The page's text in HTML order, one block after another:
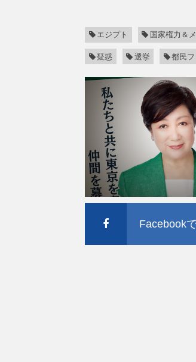
エジプト 国家権力＆
疑惑 選挙 都民フ
Facebook